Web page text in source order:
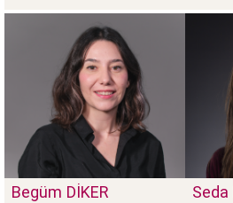
Begüm DİKER Seda